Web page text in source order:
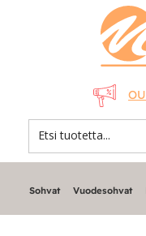
Sohvat Vuodesohvat